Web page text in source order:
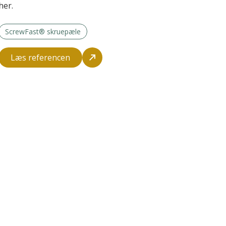
ScrewFast® skruepæle
Læs referencen